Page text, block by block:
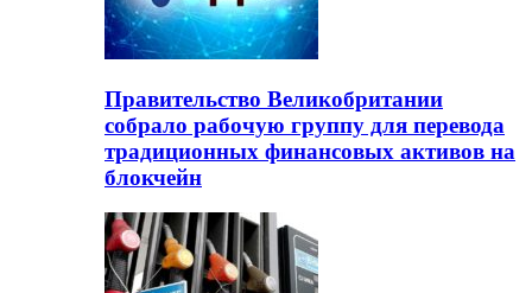
Правительство Великобритании
собрало рабочую группу для перевода
традиционных финансовых активов на
блокчейн